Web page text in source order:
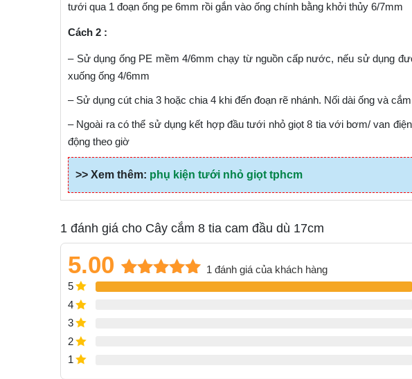
tưới qua 1 đoạn ống pe 6mm rồi gắn vào ống chính bằng khởi thủy 6/7mm
Cách 2 :
– Sử dụng ống PE mềm 4/6mm chạy từ nguồn cấp nước, nếu sử dụng
xuống ống 4/6mm
– Sử dụng cút chia 3 hoặc chia 4 khi đến đoạn rẽ nhánh. Nối dài ống và
– Ngoài ra có thể sử dụng kết hợp đầu tưới nhỏ giọt 8 tia với bơm/ van
động theo giờ
>> Xem thêm: phụ kiện tưới nhỏ giọt tphcm
1 đánh giá cho Cây cắm 8 tia cam đầu dù 17cm
5.00
5.00trên 5
1
1 đánh giá của khách hàng
5
4
3
2
1